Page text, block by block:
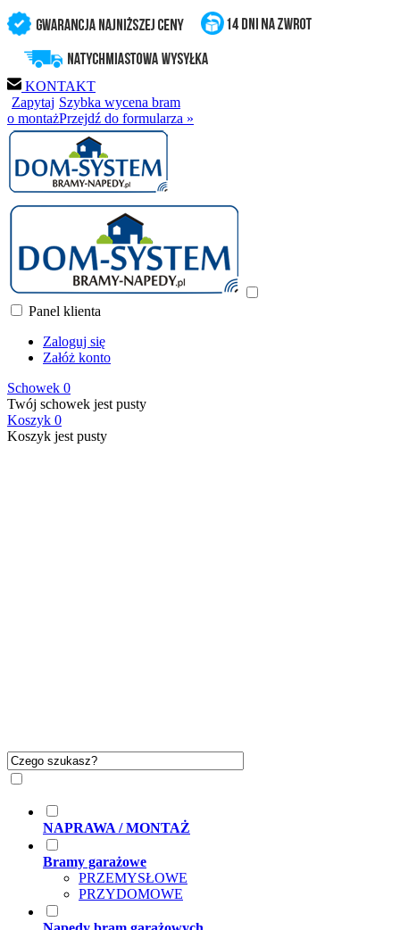
KONTAKT
Zapytaj
o montaż
Szybka wycena bram
Przejdź do formularza »
Panel klienta
Zaloguj się
Załóż konto
Schowek 0
Twój schowek jest pusty
Koszyk 0
Koszyk jest pusty
NAPRAWA / MONTAŻ
Bramy garażowe
PRZEMYSŁOWE
PRZYDOMOWE